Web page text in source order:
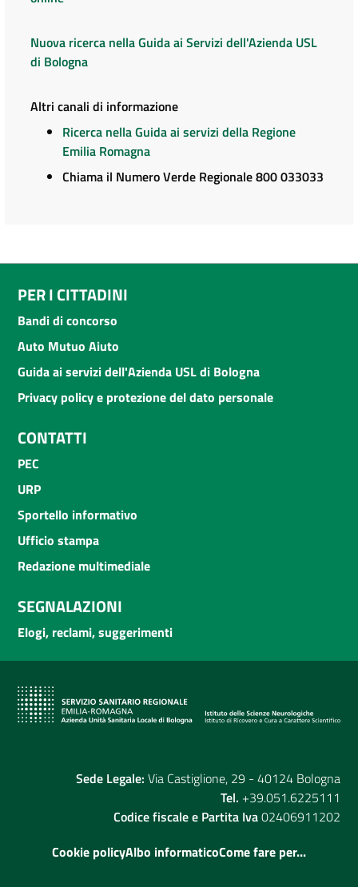
Nuova ricerca nella Guida ai Servizi dell'Azienda USL
di Bologna
Altri canali di informazione
Ricerca nella Guida ai servizi della Regione
Emilia Romagna
Chiama il Numero Verde Regionale 800 033033
PER I CITTADINI
Bandi di concorso
Auto Mutuo Aiuto
Guida ai servizi dell'Azienda USL di Bologna
Privacy policy e protezione del dato personale
CONTATTI
PEC
URP
Sportello informativo
Ufficio stampa
Redazione multimediale
SEGNALAZIONI
Elogi, reclami, suggerimenti
Sede Legale: Via Castiglione, 29 - 40124 Bologna
Tel. +39.051.6225111
Codice fiscale e Partita Iva02406911202
Cookie policyAlbo informaticoCome fare per...